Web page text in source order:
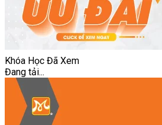
Khóa Học Đã Xem
Đang tải...